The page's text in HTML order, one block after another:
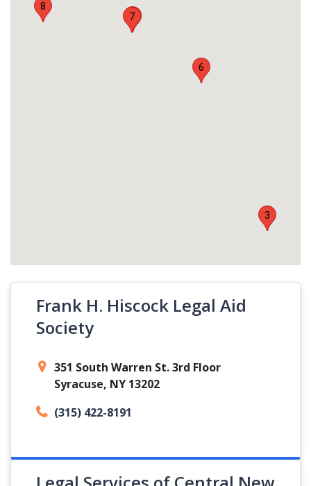
1
2
3
6
7
8
Frank H. Hiscock Legal Aid
Society
351 South Warren St. 3rd Floor
Syracuse, NY 13202
(315) 422-8191